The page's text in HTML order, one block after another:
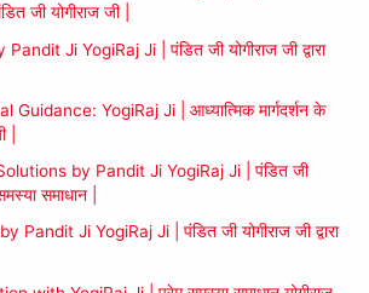
जी योगीराज जी |
Ji YogiRaj Ji | पंडित जी योगीराज जी द्वारा
YogiRaj Ji | आध्यात्मिक मार्गदर्शन के
|
by Pandit Ji YogiRaj Ji | पंडित जी
समाधान |
Ji YogiRaj Ji | पंडित जी योगीराज जी द्वारा